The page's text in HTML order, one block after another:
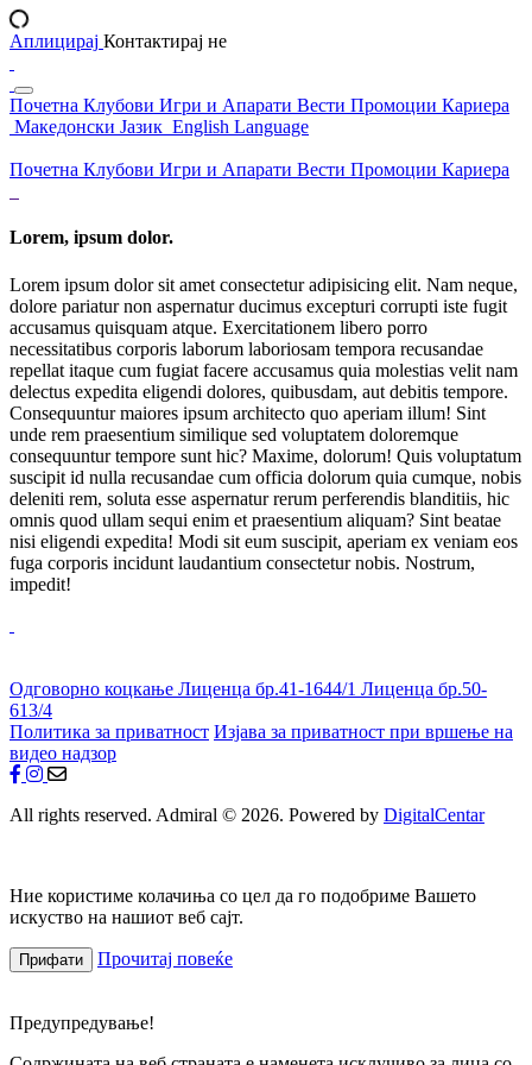
Аплицирај Контактирај не
Почетна Клубови Игри и Апарати Вести Промоции Кариера
Македонски Јазик English Language
Почетна Клубови Игри и Апарати Вести Промоции Кариера
Lorem, ipsum dolor.
Lorem ipsum dolor sit amet consectetur adipisicing elit. Nam neque,
dolore pariatur non aspernatur ducimus excepturi corrupti iste fugit
accusamus quisquam atque. Exercitationem libero porro
necessitatibus corporis laborum laboriosam tempora recusandae
repellat itaque cum fugiat facere accusamus quia molestias velit nam
delectus expedita eligendi dolores, quibusdam, aut debitis tempore.
Consequuntur maiores ipsum architecto quo aperiam illum! Sint
unde rem praesentium similique sed voluptatem doloremque
consequuntur tempore sunt hic? Maxime, dolorum! Quis voluptatum
suscipit id nulla recusandae cum officia dolorum quia cumque, nobis
deleniti rem, soluta esse aspernatur rerum perferendis blanditiis, hic
omnis quod ullam sequi enim et praesentium aliquam? Sint beatae
nisi eligendi expedita! Modi sit eum suscipit, aperiam ex veniam eos
fuga corporis incidunt laudantium consectetur nobis. Nostrum,
impedit!
Одговорно коцкање Лиценца бр.41-1644/1 Лиценца бр.50-
613/4
Политика за приватност Изјава за приватност при вршење на
видео надзор
All rights reserved. Admiral © 2026. Powered by DigitalCentar
Ние користиме колачиња со цел да го подобриме Вашето
искуство на нашиот веб сајт.
Прифати Прочитај повеќе
Предупредување!